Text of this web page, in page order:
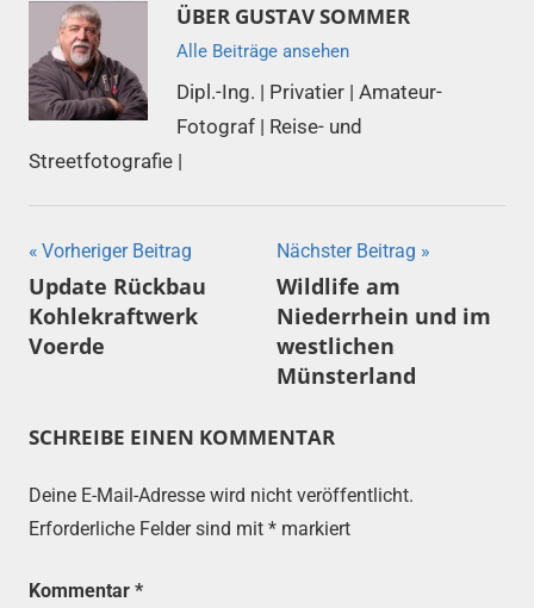
ÜBER GUSTAV SOMMER
Alle Beiträge ansehen
Dipl.-Ing. | Privatier | Amateur-
Fotograf | Reise- und
Streetfotografie |
Beitragsnavigation
Vorheriger Beitrag
Update Rückbau
Kohlekraftwerk
Voerde
Nächster Beitrag
Wildlife am
Niederrhein und im
westlichen
Münsterland
SCHREIBE EINEN KOMMENTAR
Deine E-Mail-Adresse wird nicht veröffentlicht.
Erforderliche Felder sind mit * markiert
Kommentar *